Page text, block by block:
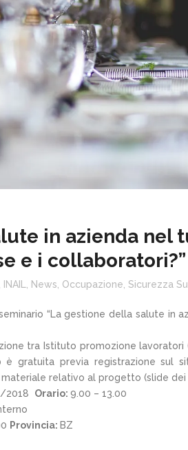
in azienda nel
e i collaboratori?”
INAIL News Occupazione Sicurezza
“La gestione della salute in
tra Istituto promozione lavoratori
è gratuita previa registrazione sul
relativo al progetto (slide dei
2018 Orario: 9.00 – 13.00
Provincia: BZ